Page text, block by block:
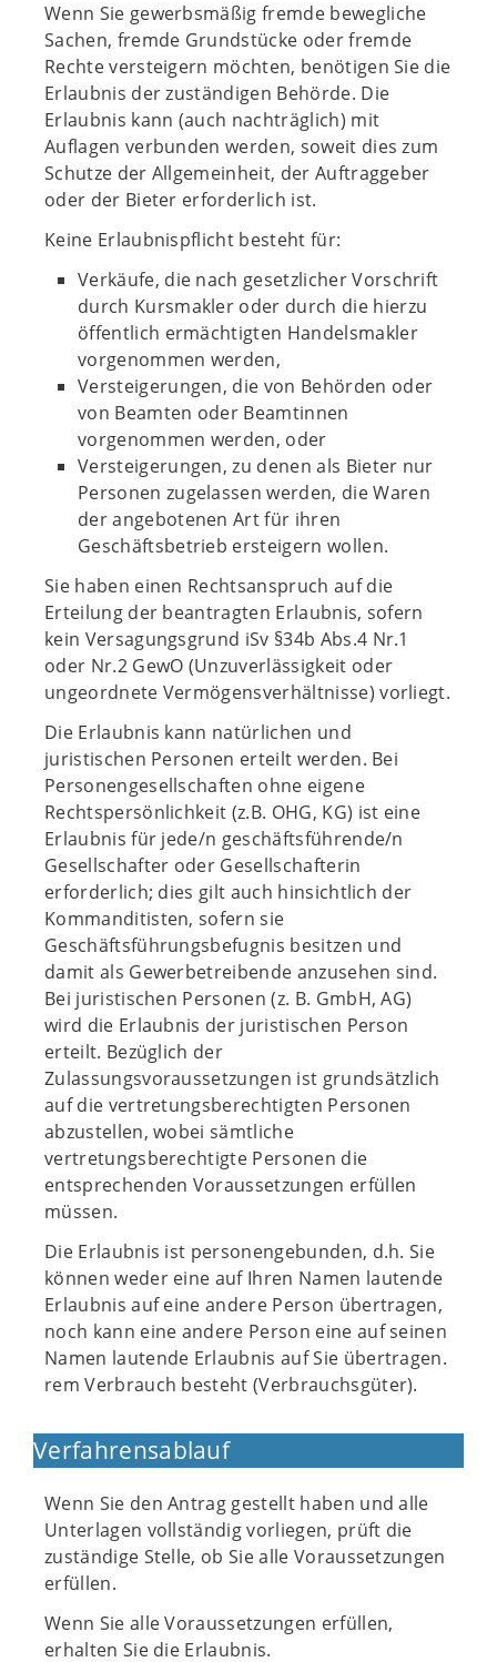
Wenn Sie gewerbsmäßig fremde bewegliche
Sachen, fremde Grundstücke oder fremde
Rechte versteigern möchten, benötigen Sie die
Erlaubnis der zuständigen Behörde. Die
Erlaubnis kann (auch nachträglich) mit
Auflagen verbunden werden, soweit dies zum
Schutze der Allgemeinheit, der Auftraggeber
oder der Bieter erforderlich ist.
Keine Erlaubnispflicht besteht für:
Verkäufe, die nach gesetzlicher Vorschrift
durch Kursmakler oder durch die hierzu
öffentlich ermächtigten Handelsmakler
vorgenommen werden,
Versteigerungen, die von Behörden oder
von Beamten oder Beamtinnen
vorgenommen werden, oder
Versteigerungen, zu denen als Bieter nur
Personen zugelassen werden, die Waren
der angebotenen Art für ihren
Geschäftsbetrieb ersteigern wollen.
Sie haben einen Rechtsanspruch auf die
Erteilung der beantragten Erlaubnis, sofern
kein Versagungsgrund iSv §34b Abs.4 Nr.1
oder Nr.2 GewO (Unzuverlässigkeit oder
ungeordnete Vermögensverhältnisse) vorliegt.
Die Erlaubnis kann natürlichen und
juristischen Personen erteilt werden. Bei
Personengesellschaften ohne eigene
Rechtspersönlichkeit (z.B. OHG, KG) ist eine
Erlaubnis für jede/n geschäftsführende/n
Gesellschafter oder Gesellschafterin
erforderlich; dies gilt auch hinsichtlich der
Kommanditisten, sofern sie
Geschäftsführungsbefugnis besitzen und
damit als Gewerbetreibende anzusehen sind.
Bei juristischen Personen (z. B. GmbH, AG)
wird die Erlaubnis der juristischen Person
erteilt. Bezüglich der
Zulassungsvoraussetzungen ist grundsätzlich
auf die vertretungsberechtigten Personen
abzustellen, wobei sämtliche
vertretungsberechtigte Personen die
entsprechenden Voraussetzungen erfüllen
müssen.
Die Erlaubnis ist personengebunden, d.h. Sie
können weder eine auf Ihren Namen lautende
Erlaubnis auf eine andere Person übertragen,
noch kann eine andere Person eine auf seinen
Namen lautende Erlaubnis auf Sie übertragen.
rem Verbrauch besteht (Verbrauchsgüter).
Verfahrensablauf
Wenn Sie den Antrag gestellt haben und alle
Unterlagen vollständig vorliegen, prüft die
zuständige Stelle, ob Sie alle Voraussetzungen
erfüllen.
Wenn Sie alle Voraussetzungen erfüllen,
erhalten Sie die Erlaubnis.